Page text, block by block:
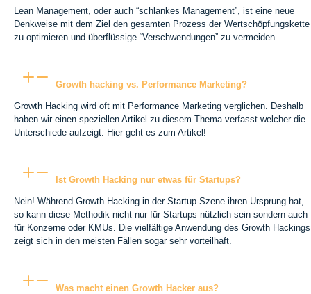
Lean Management, oder auch “schlankes Management”, ist eine neue
Denkweise mit dem Ziel den gesamten Prozess der Wertschöpfungskette
zu optimieren und überflüssige “Verschwendungen” zu vermeiden.
Growth hacking vs. Performance Marketing?
Growth Hacking wird oft mit Performance Marketing verglichen. Deshalb
haben wir einen speziellen Artikel zu diesem Thema verfasst welcher die
Unterschiede aufzeigt. Hier geht es zum Artikel!
Ist Growth Hacking nur etwas für Startups?
Nein! Während Growth Hacking in der Startup-Szene ihren Ursprung hat,
so kann diese Methodik nicht nur für Startups nützlich sein sondern auch
für Konzerne oder KMUs. Die vielfältige Anwendung des Growth Hackings
zeigt sich in den meisten Fällen sogar sehr vorteilhaft.
Was macht einen Growth Hacker aus?